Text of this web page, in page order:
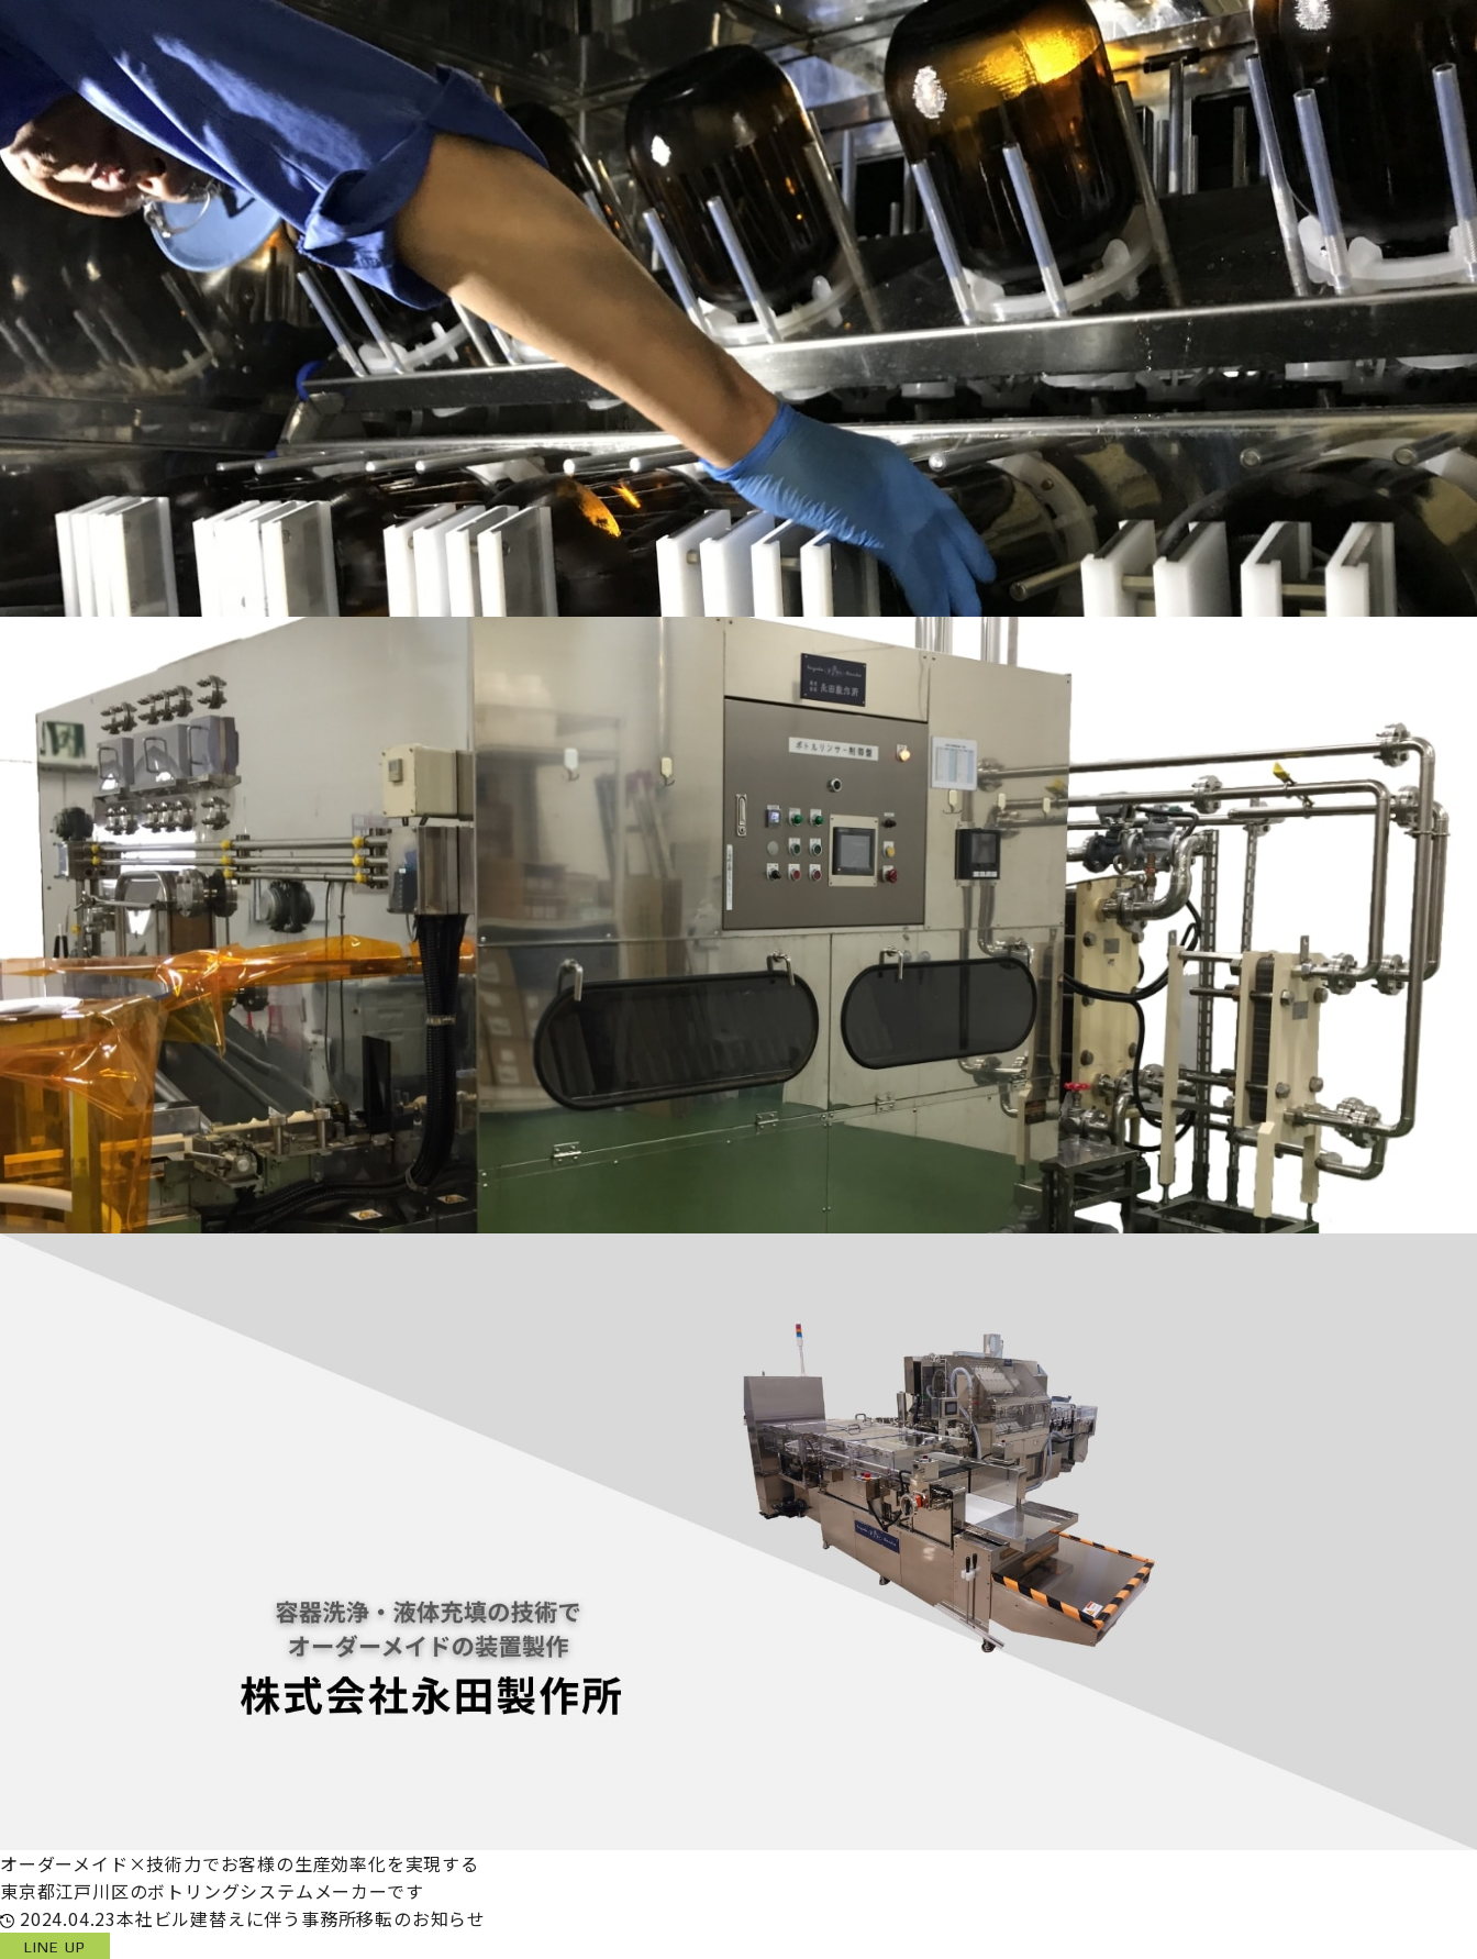
オーダーメイド×技術力でお客様の生産効率化を実現する
東京都江戸川区のボトリングシステムメーカーです
2024.04.23本社ビル建替えに伴う事務所移転のお知らせ
LINE UP